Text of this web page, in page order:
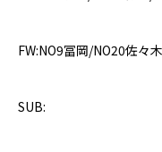
FW:NO9冨岡/NO20佐々木
SUB: